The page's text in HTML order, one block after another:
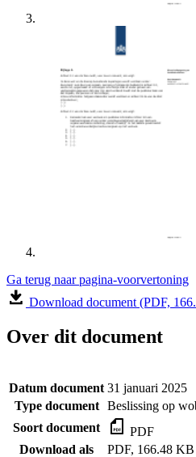
Ga terug naar pagina-voorvertoning
Download document (PDF,
Over dit document
Datum document 31 januari 2025
Type document
Beslissing op
Soort document
PDF
Download als
PDF, 166.48 KB